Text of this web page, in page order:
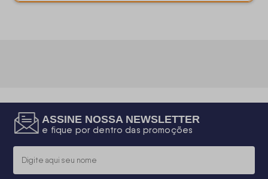
ASSINE NOSSA NEWSLETTER
e fique por dentro das promoções